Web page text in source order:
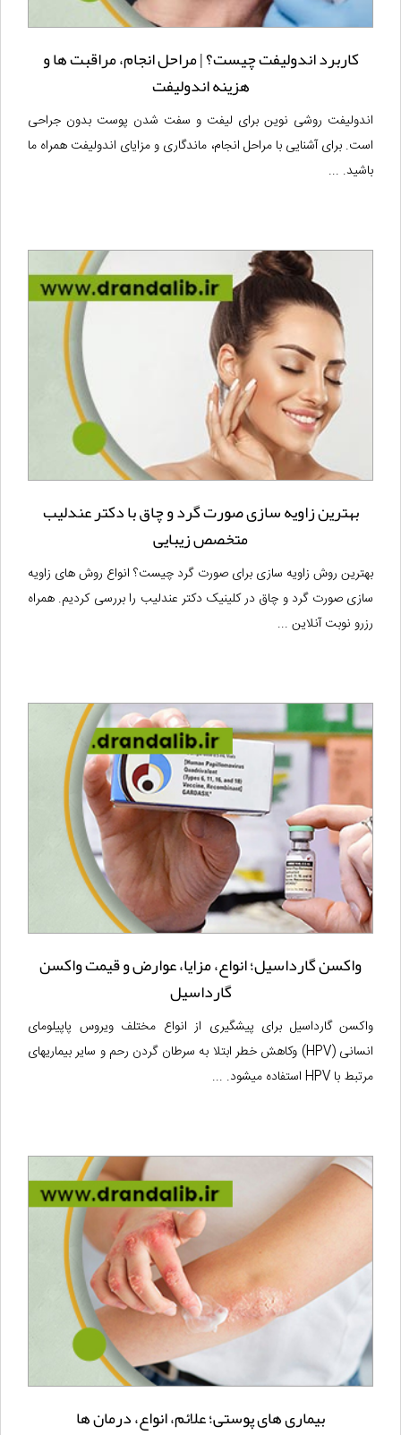
کاربرد اندولیفت چیست؟ | مراحل انجام، مراقبت ها و
هزینه اندولیفت
اندولیفت روشی نوین برای لیفت و سفت شدن پوست بدون جراحی
است. برای آشنایی با مراحل انجام، ماندگاری و مزایای اندولیفت همراه ما
باشید. ...
بهترین زاویه سازی صورت گرد و چاق با دکتر عندلیب
متخصص زیبایی
بهترین روش زاویه سازی برای صورت گرد چیست؟ انواع روش های زاویه
سازی صورت گرد و چاق در کلینیک دکتر عندلیب را بررسی کردیم. همراه
رزرو نوبت آنلاین ...
واکسن گارداسیل؛ انواع، مزایا، عوارض و قیمت واکسن
گارداسیل
واکسن گارداسیل برای پیشگیری از انواع مختلف ویروس پاپیلومای
انسانی (HPV) وکاهش خطر ابتلا به سرطان گردن رحم و سایر بیماریهای
مرتبط با HPV استفاده میشود. ...
بیماری های پوستی؛ علائم، انواع، درمان ها